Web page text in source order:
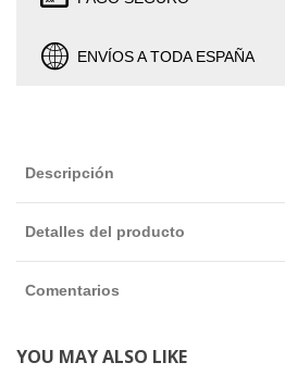
ENVÍOS A TODA ESPAÑA
Descripción
Detalles del producto
Comentarios
YOU MAY ALSO LIKE